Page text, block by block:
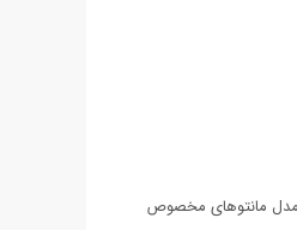
مانتو‌های مخصوص